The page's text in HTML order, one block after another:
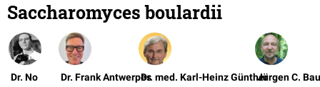
Saccharomyces boulardii
Dr. No Dr. Frank AntwerpesDr. med. Karl-Heinz GüntherJürgen C.